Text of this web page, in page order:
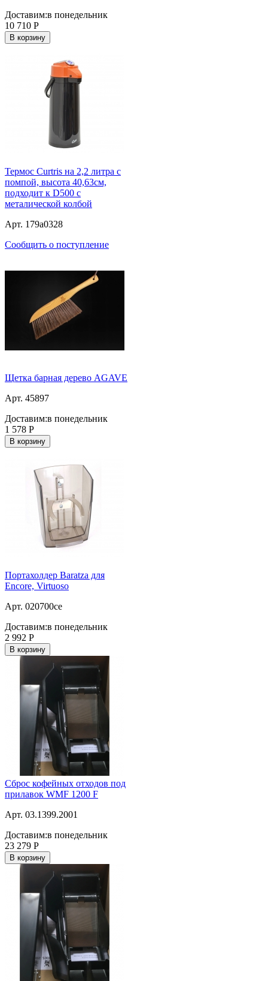
Доставим:в понедельник
10 710 Р
В корзину
Термос Curtris на 2,2 литра с
помпой, высота 40,63см,
подходит к D500 с
металической колбой
Арт. 179a0328
Сообщить о поступление
Щетка барная дерево AGAVE
Арт. 45897
Доставим:в понедельник
1 578 Р
В корзину
Портахолдер Baratza для
Encore, Virtuoso
Арт. 020700ce
Доставим:в понедельник
2 992 Р
В корзину
Сброс кофейных отходов под
прилавок WMF 1200 F
Арт. 03.1399.2001
Доставим:в понедельник
23 279 Р
В корзину